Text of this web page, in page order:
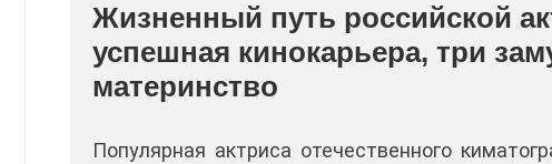
Жизненный путь российской
успешная кинокарьера, три
материнство
Популярная актриса отечественного